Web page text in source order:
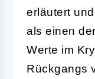
erläutert
als einen
Werte im
Rückgangs